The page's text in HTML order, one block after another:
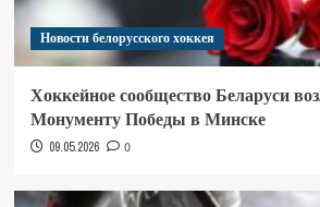
Новости белорусского хоккея
Хоккейное сообщество Беларуси
Монументу Победы в Минске
09.05.2026 0